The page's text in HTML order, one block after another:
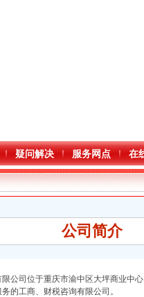
疑问解决 服务网点 在
公司简介
公司 位于重庆市渝中区大坪商业中
的工商、财税咨询有限公司。